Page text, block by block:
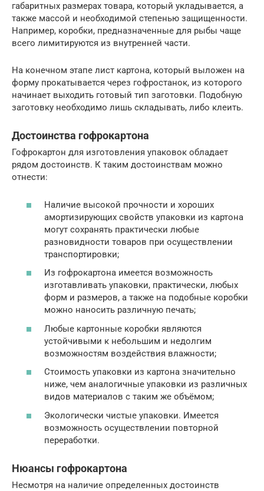
габаритных размерах товара, который укладывается, а
также массой и необходимой степенью защищенности.
Например, коробки, предназначенные для рыбы чаще
всего лимитируются из внутренней части.
На конечном этапе лист картона, который выложен на
форму прокатывается через гофростанок, из которого
начинает выходить готовый тип заготовки. Подобную
заготовку необходимо лишь складывать, либо клеить.
Достоинства гофрокартона
Гофрокартон для изготовления упаковок обладает
рядом достоинств. К таким достоинствам можно
отнести:
Наличие высокой прочности и хороших
амортизирующих свойств упаковки из картона
могут сохранять практически любые
разновидности товаров при осуществлении
транспортировки;
Из гофрокартона имеется возможность
изготавливать упаковки, практически, любых
форм и размеров, а также на подобные коробки
можно наносить различную печать;
Любые картонные коробки являются
устойчивыми к небольшим и недолгим
возможностям воздействия влажности;
Стоимость упаковки из картона значительно
ниже, чем аналогичные упаковки из различных
видов материалов с таким же объёмом;
Экологически чистые упаковки. Имеется
возможность осуществлении повторной
переработки.
Нюансы гофрокартона
Несмотря на наличие определенных достоинств